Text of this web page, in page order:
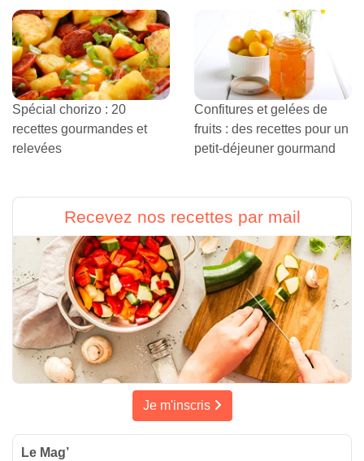
Spécial chorizo : 20
recettes gourmandes et
relevées
Confitures et gelées de
fruits : des recettes pour un
petit-déjeuner gourmand
Recevez nos recettes par mail
Je m'inscris
Le Mag’